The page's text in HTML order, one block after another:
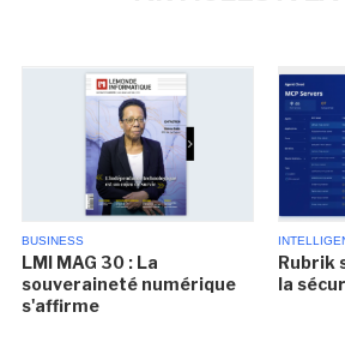
BUSINESS
LMI MAG 30 : La
souveraineté numérique
s'affirme
Rubrik
la